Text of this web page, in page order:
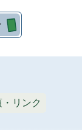
リンク